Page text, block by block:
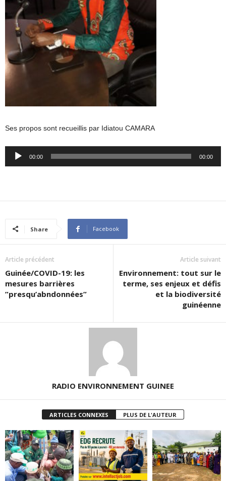
Ses propos sont recueillis par Idiatou CAMARA
Audio
00:00 00:00
Share Facebook
Article précédent
Guinée/COVID-19: les
mesures barrières
”presqu’abndonnées”
Article suivant
Environnement: tout sur le
terme, ses enjeux et défis
et la biodiversité
guinéenne
RADIO ENVIRONNEMENT GUINEE
ARTICLES CONNEXES PLUS DE L'AUTEUR